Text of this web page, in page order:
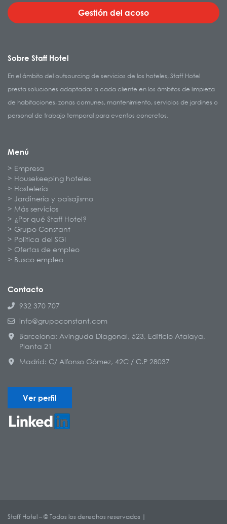
Gestión del acoso
Sobre Staff Hotel
En el ámbito del outsourcing de servicios de los hoteles, Staff Hotel
presta soluciones adaptadas a cada cliente en los ámbitos de limpieza
de habitaciones, zonas comunes, mantenimiento, servicios de jardines o
personal de trabajo temporal para eventos concretos.
Menú
Empresa
Housekeeping hoteles
Hostelería
Jardinería y paisajismo
Más servicios
¿Por qué Staff Hotel?
Grupo Constant
Política del SGI
Ofertas de empleo
Busco empleo
Contacto
932 370 707
info@grupoconstant.com
Barcelona: Avinguda Diagonal, 523, Edificio Atalaya,
Planta 21
Madrid: C/ Alfonso Gómez, 42C / C.P 28037
Ver perfil
Staff Hotel – © Todos los derechos reservados |